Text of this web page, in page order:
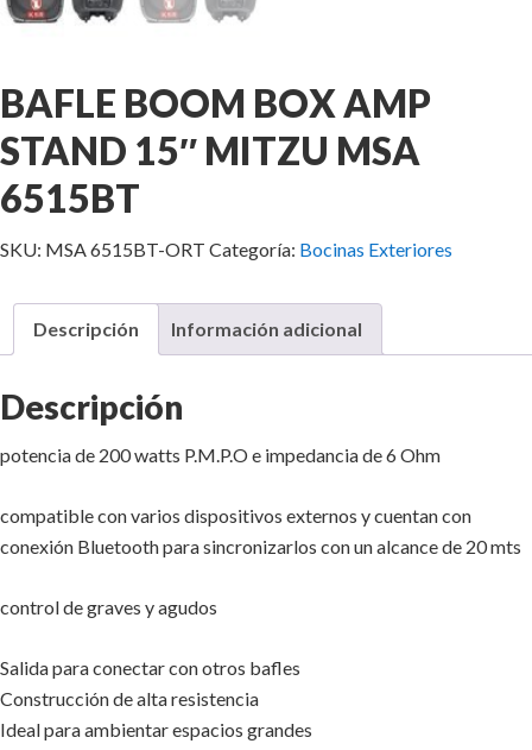
BAFLE BOOM BOX AMP
STAND 15″ MITZU MSA
6515BT
SKU: MSA 6515BT-ORT Categoría: Bocinas Exteriores
Descripción Información adicional
Descripción
potencia de 200 watts P.M.P.O e impedancia de 6 Ohm
compatible con varios dispositivos externos y cuentan con
conexión Bluetooth para sincronizarlos con un alcance de 20 mts
control de graves y agudos
Salida para conectar con otros bafles
Construcción de alta resistencia
Ideal para ambientar espacios grandes